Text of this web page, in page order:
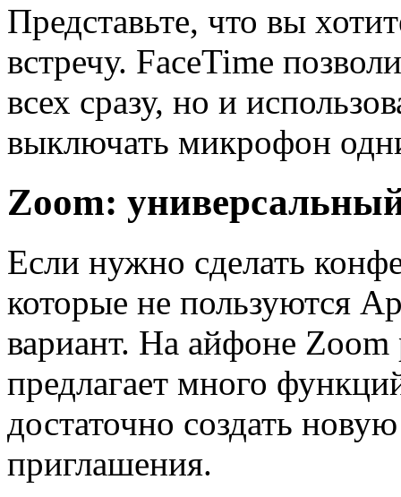
Представьте, что вы
встречу. FaceTime
всех сразу, но и
выключать микрофон
Zoom:
Если нужно сделать
которые не пользуются
вариант. На айфоне Zoom
предлагает много
достаточно создать
приглашения.